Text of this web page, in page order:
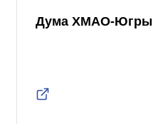
Дума ХМАО-Югры